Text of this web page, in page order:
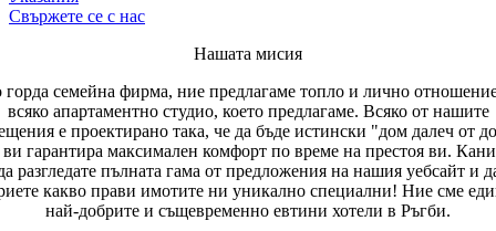
Свържете се с нас
Нашата мисия
горда семейна фирма, ние предлагаме топло и лично
всяко апартаментно студио, което предлагаме. Всяко от нашите
е проектирано така, че да бъде истински "дом далеч от
ви гарантира максимален комфорт по време на престоя ви.
разгледате пълната гама от предложения на нашия уебсайт и
какво прави имотите ни уникално специални! Ние сме
най-добрите и същевременно евтини хотели в Ръгби.